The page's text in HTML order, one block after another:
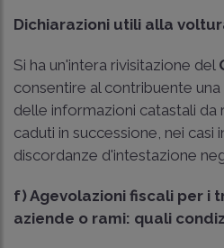
Dichiarazioni utili alla
Si ha un'intera rivisitazione del
consentire al contribuente
delle informazioni catastali da
caduti in successione, nei casi
discordanze d'intestazione
f) Agevolazioni fiscali per i
aziende o rami: quali